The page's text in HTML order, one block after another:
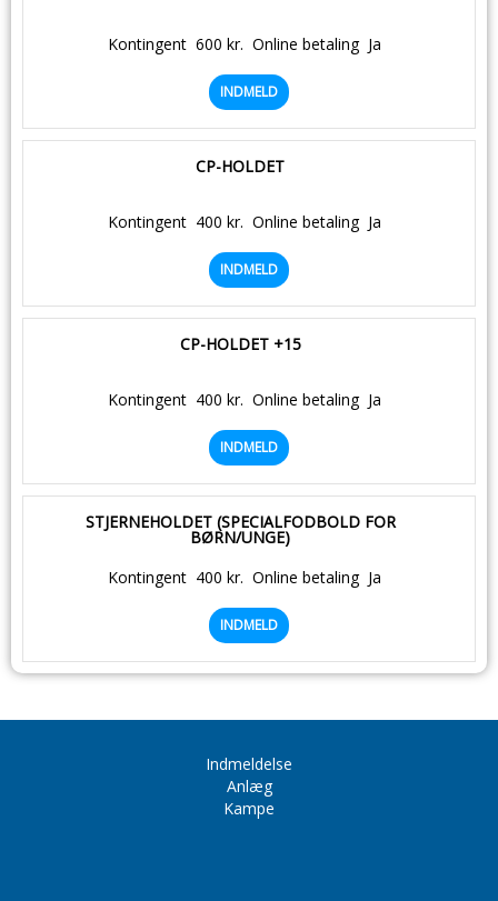
Kontingent 600 kr. Online betaling Ja
INDMELD
CP-HOLDET
Kontingent 400 kr. Online betaling Ja
INDMELD
CP-HOLDET +15
Kontingent 400 kr. Online betaling Ja
INDMELD
STJERNEHOLDET (SPECIALFODBOLD FOR
BØRN/UNGE)
Kontingent 400 kr. Online betaling Ja
INDMELD
Indmeldelse
Anlæg
Kampe